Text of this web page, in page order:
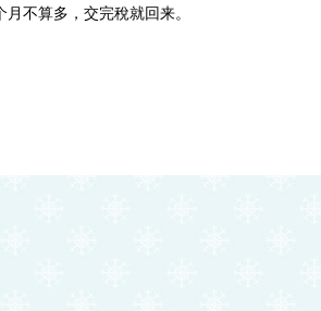
月不算多，交完稅就回来。